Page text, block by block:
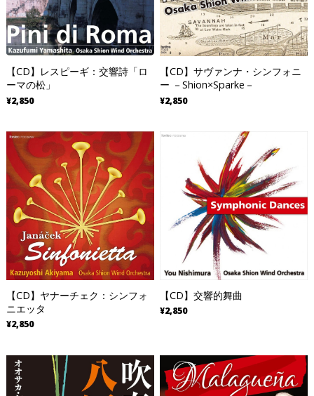
【CD】レスピーギ：交響詩「ロ
ーマの松」
¥2,850
【CD】サヴァンナ・シンフォニ
ー －Shion×Sparke－
¥2,850
【CD】ヤナーチェク：シンフォ
ニエッタ
¥2,850
【CD】交響的舞曲
¥2,850